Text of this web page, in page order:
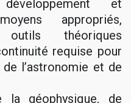
et
appropriés,
outils théoriques
requise pour
l’astronomie et de
la géophysique, de